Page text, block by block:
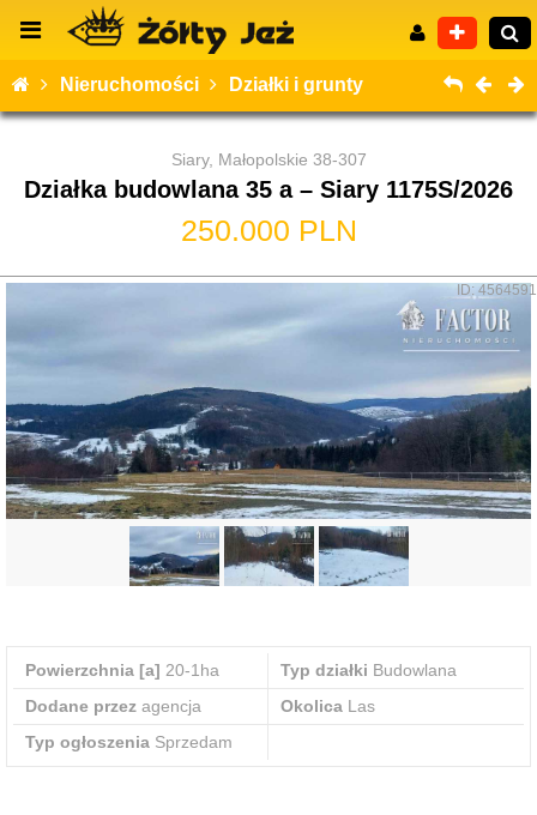
Wyszukiwanie zaawansowane
Nieruchomości Działki i grunty
Siary, Małopolskie 38-307
Działka budowlana 35 a – Siary 1175S/2026
250.000 PLN
ID: 4564591
Powierzchnia [a] 20-1ha Typ działki Budowlana
Dodane przez agencja Okolica Las
Typ ogłoszenia Sprzedam